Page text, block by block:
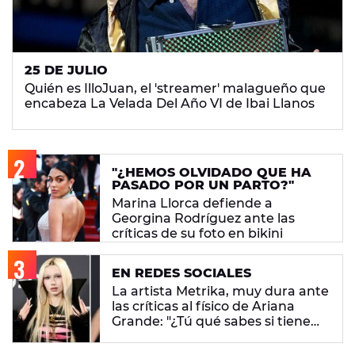
25 DE JULIO
Quién es IlloJuan, el 'streamer' malagueño que
encabeza La Velada Del Año VI de Ibai Llanos
"¿HEMOS OLVIDADO QUE HA
PASADO POR UN PARTO?"
Marina Llorca defiende a
Georgina Rodríguez ante las
críticas de su foto en bikini
EN REDES SOCIALES
La artista Metrika, muy dura ante
las críticas al físico de Ariana
Grande: "¿Tú qué sabes si tiene